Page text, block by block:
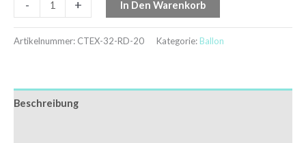
- + In Den Warenkorb
Artikelnummer: CTEX-32-RD-20 Kategorie: Ballon
Beschreibung